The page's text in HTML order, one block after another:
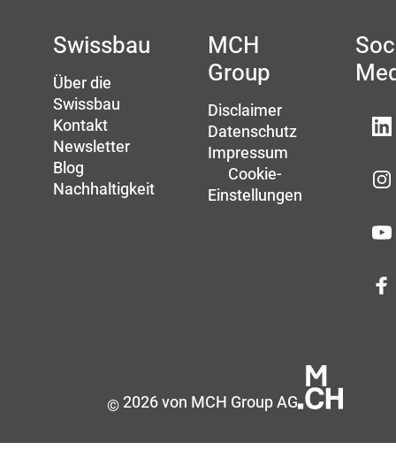
Swissbau
Über die
Swissbau
Kontakt
Newsletter
Blog
Nachhaltigkeit
MCH
Group
Disclaimer
Datenschutz
Impressum
Cookie-
Einstellungen
©2026 von MCH Group AG